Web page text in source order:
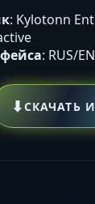
: Kylotonn
: RUS/
⬇СКАЧАТЬ